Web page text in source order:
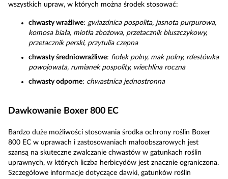
wszystkich upraw, w których można środek stosować:
chwasty wrażliwe: gwiazdnica pospolita, jasnota purpurowa,
komosa biała, miotła zbożowa, przetacznik bluszczykowy,
przetacznik perski, przytulia czepna
chwasty średniowrażliwe: fiołek polny, mak polny, rdestówka
powojowata, rumianek pospolity, wiechlina roczna
chwasty odporne: chwastnica jednostronna
Dawkowanie Boxer 800 EC
Bardzo duże możliwości stosowania środka ochrony roślin Boxer
800 EC w uprawach i zastosowaniach małoobszarowych jest
szansą na skuteczne zwalczanie chwastów w gatunkach roślin
uprawnych, w których liczba herbicydów jest znacznie ograniczona.
Szczegółowe informacje dotyczące dawki, gatunków roślin